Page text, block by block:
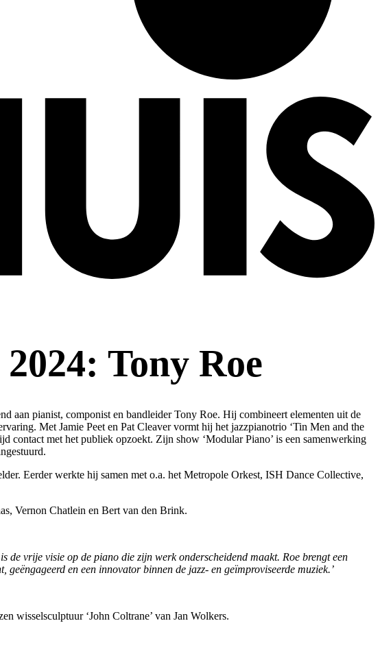
Tony Roe
aan pianist, componist en bandleider Tony Roe. Hij combineert elementen uit de
Met Jamie Peet en Pat Cleaver vormt hij het jazzpianotrio ‘Tin Men and the
contact met het publiek opzoekt. Zijn show ‘Modular Piano’ is een samenwerking
Eerder werkte hij samen met o.a. het Metropole Orkest, ISH Dance Collective,
Vernon Chatlein en Bert van den Brink.
de vrije visie op de piano die zijn werk onderscheidend maakt. Roe brengt een
en een innovator binnen de jazz- en geïmproviseerde muziek.’
wisselsculptuur ‘John Coltrane’ van Jan Wolkers.